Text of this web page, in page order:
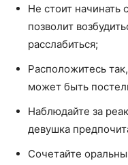
Не стоит начинать
позволит
расслабиться;
Расположитесь
может быть
Наблюдайте за
девушка
Сочетайте